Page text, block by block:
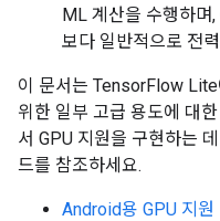
ML 계산을 수행하며
보다 일반적으로 전
이 문서는 TensorFlow Lite
위한 일부 고급 용도에 대
서 GPU 지원을 구현하는
드를 참조하세요.
Android용 GPU 지원